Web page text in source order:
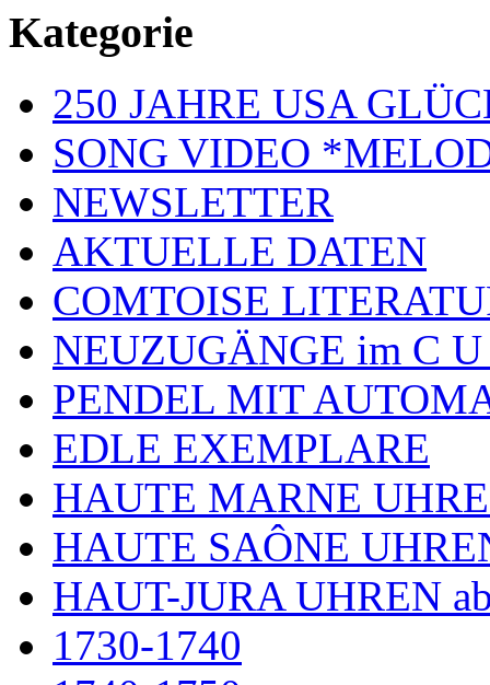
Kategorie
250 JAHRE USA
SONG VIDEO
NEWSLETTER
AKTUELLE DATEN
COMTOISE
NEUZUGÄNGE im C
PENDEL MIT
EDLE EXEMPLARE
HAUTE MARNE
HAUTE SAÔNE
HAUT-JURA UHREN
1730-1740